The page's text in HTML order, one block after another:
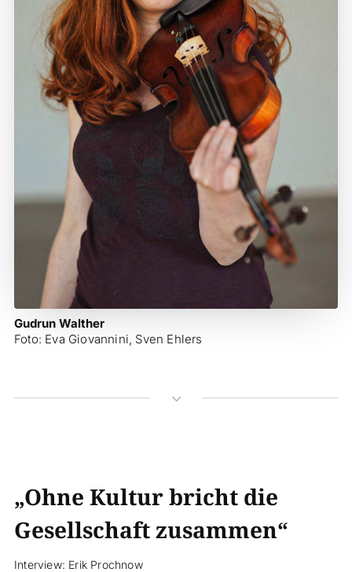
Gudrun Walther
Foto: Eva Giovannini, Sven Ehlers
3
„Ohne Kultur bricht die
Gesellschaft zusammen“
Interview: Erik Prochnow